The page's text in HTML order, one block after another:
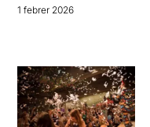
1 febrer 2026